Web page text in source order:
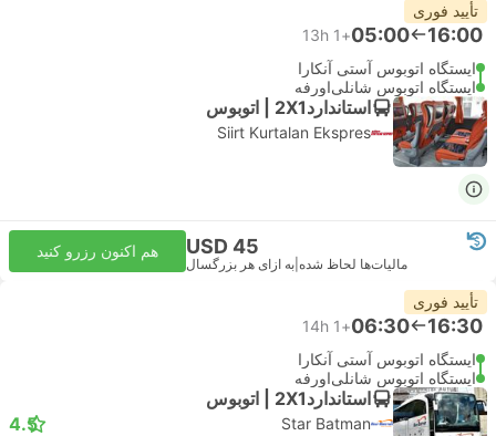
تأیید فوری
16:00
05:00
+1
13h
ایستگاه اتوبوس آستی آنکارا
ایستگاه اتوبوس شانلی‌اورفه
استاندارد2X1 | اتوبوس
Siirt Kurtalan Ekspres
USD 45
مالیات‌ها لحاظ شده به ازای هر بزرگسال
هم اکنون رزرو کنید
تأیید فوری
16:30
06:30
+1
14h
ایستگاه اتوبوس آستی آنکارا
ایستگاه اتوبوس شانلی‌اورفه
استاندارد2X1 | اتوبوس
Star Batman
4.5